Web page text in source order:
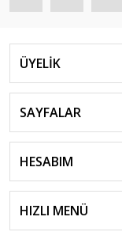
ÜYELİK
SAYFALAR
HESABIM
HIZLI MENÜ